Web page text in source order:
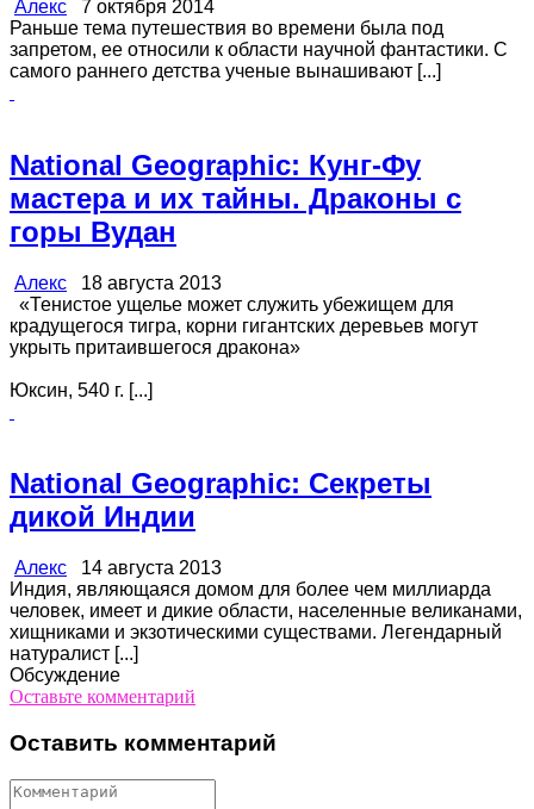
Алекс 7 октября 2014
Раньше тема путешествия во времени была под
запретом, ее относили к области научной фантастики. С
самого раннего детства ученые вынашивают [...]
National Geographic: Кунг-Фу
мастера и их тайны. Драконы с
горы Вудан
Алекс 18 августа 2013
«Тенистое ущелье может служить убежищем для
крадущегося тигра, корни гигантских деревьев могут
укрыть притаившегося дракона»
Юксин, 540 г. [...]
National Geographic: Секреты
дикой Индии
Алекс 14 августа 2013
Индия, являющаяся домом для более чем миллиарда
человек, имеет и дикие области, населенные великанами,
хищниками и экзотическими существами. Легендарный
натуралист [...]
Обсуждение
Оставьте комментарий
Оставить комментарий